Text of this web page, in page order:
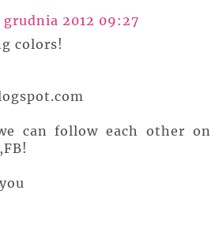
grudnia 2012 09:27
colors!
can follow each other on